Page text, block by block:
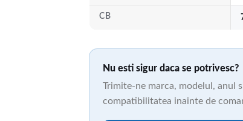
CB
Nu esti sigur daca se potrivesc?
Trimite-ne marca, modelul, anul
compatibilitatea inainte de